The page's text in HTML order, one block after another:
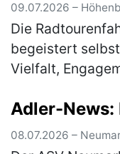
09.07.2026 –
Die
begeistert
Vielfalt,
SV Höhenberg
Wochenende …
Adler-News:
08.07.2026 –